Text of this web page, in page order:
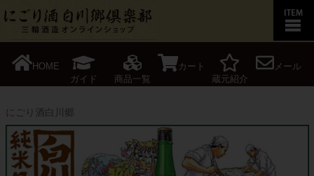
HOME
ガイド
商品一覧
カート
蔵元紹介
メール
にごり酒白川郷